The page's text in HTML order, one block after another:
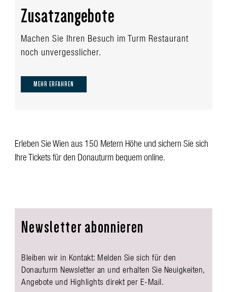
Zusatzangebote
Machen Sie Ihren Besuch im Turm Restaurant
noch unvergesslicher.
MEHR ERFAHREN
Erleben Sie Wien aus 150 Metern Höhe und sichern Sie sich
Ihre Tickets für den Donauturm bequem online.
Newsletter abonnieren
Bleiben wir in Kontakt: Melden Sie sich für den
Donauturm Newsletter an und erhalten Sie Neuigkeiten,
Angebote und Highlights direkt per E-Mail.